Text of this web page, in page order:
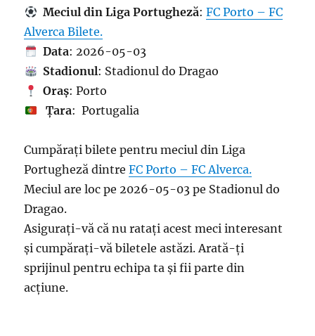
Meciul din Liga Portugheză: FC Porto – FC
Alverca Bilete.
Data: 2026-05-03
Stadionul: Stadionul do Dragao
Oraș: Porto
Țara: Portugalia
Cumpărați bilete pentru meciul din Liga
Portugheză dintreFC Porto – FC Alverca.
Meciul are loc pe 2026-05-03 pe Stadionul do
Dragao.
Asigurați-vă că nu ratați acest meci interesant
și cumpărați-vă biletele astăzi. Arată-ți
sprijinul pentru echipa ta și fii parte din
acțiune.